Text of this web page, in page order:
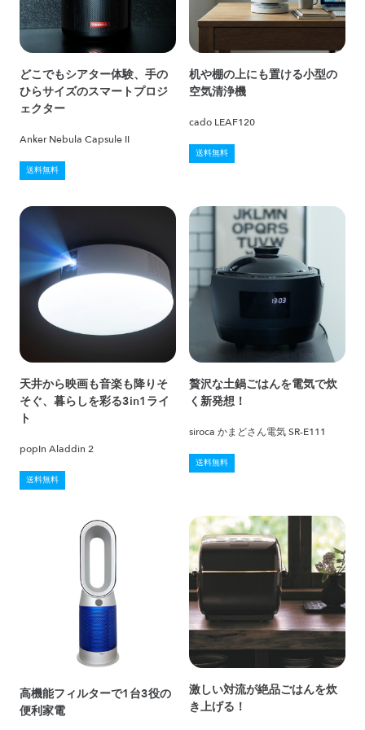
どこでもシアター体験、手の
ひらサイズのスマートプロジ
ェクター
Anker Nebula Capsule II
送料無料
机や棚の上にも置ける小型の
空気清浄機
cado LEAF120
送料無料
天井から映画も音楽も降りそ
そぐ、暮らしを彩る3in1ライ
ト
popIn Aladdin 2
送料無料
贅沢な土鍋ごはんを電気で炊
く新発想！
siroca かまどさん電気 SR-E111
送料無料
高機能フィルターで1台3役の
便利家電
激しい対流が絶品ごはんを炊
き上げる！